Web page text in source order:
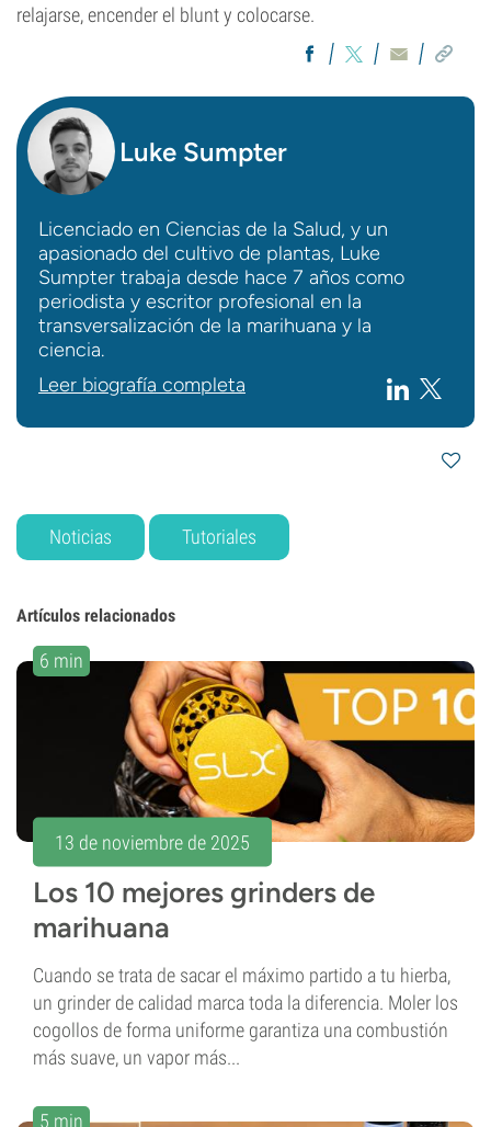
relajarse, encender el blunt y colocarse.
Luke Sumpter
Licenciado en Ciencias de la Salud, y un
apasionado del cultivo de plantas, Luke
Sumpter trabaja desde hace 7 años como
periodista y escritor profesional en la
transversalización de la marihuana y la
ciencia.
Leer biografía completa
Noticias Tutoriales
Artículos relacionados
6 min
13 de noviembre de 2025
Los 10 mejores grinders de
marihuana
Cuando se trata de sacar el máximo partido a tu hierba,
un grinder de calidad marca toda la diferencia. Moler los
cogollos de forma uniforme garantiza una combustión
más suave, un vapor más...
5 min